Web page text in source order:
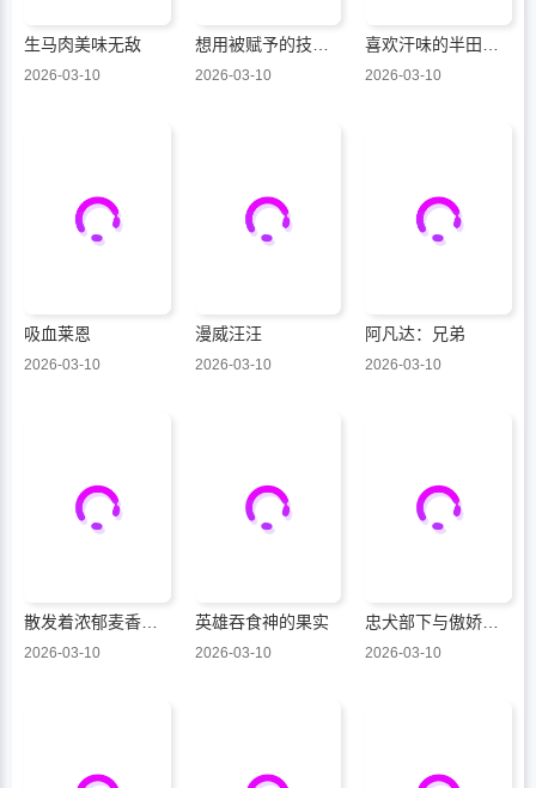
生马肉美味无敌
2026-03-10
想用被赋予的技能挣钱和异国美女们一起嬉戏
2026-03-10
喜欢汗味的半田同学正渴望品鉴
2026-03-10
吸血莱恩
2026-03-10
漫威汪汪
2026-03-10
阿凡达：兄弟
2026-03-10
散发着浓郁麦香的你我
2026-03-10
英雄吞食神的果实
2026-03-10
忠犬部下与傲娇少尉
2026-03-10